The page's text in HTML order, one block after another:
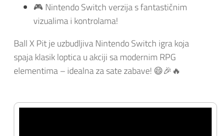
🎮 Nintendo Switch verzija s fantastičnim
vizualima i kontrolama!
Ball X Pit je uzbudljiva Nintendo Switch igra koja
spaja klasik loptica u akciji sa modernim RPG
elementima – idealna za sate zabave! 😄🎉🔥